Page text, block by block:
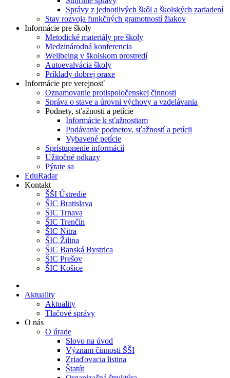
Správy z jednotlivých škôl a školských zariadení
Stav rozvoja funkčných gramotností žiakov
Informácie pre školy
Metodické materiály pre školy
Medzinárodná konferencia
Wellbeing v školskom prostredí
Autoevalvácia školy
Príklady dobrej praxe
Informácie pre verejnosť
Oznamovanie protispoločenskej činnosti
Správa o stave a úrovni výchovy a vzdelávania
Podnety, sťažnosti a petície
Informácie k sťažnostiam
Podávanie podnetov, sťažností a petícii
Vybavené petície
Sprístupnenie informácií
Užitočné odkazy
Pýtate sa
EduRadar
Kontakt
ŠŠI Ústredie
ŠIC Bratislava
ŠIC Trnava
ŠIC Trenčín
ŠIC Nitra
ŠIC Žilina
ŠIC Banská Bystrica
ŠIC Prešov
ŠIC Košice
Aktuality
Aktuality
Tlačové správy
O nás
O úrade
Slovo na úvod
Význam činnosti ŠŠI
Zriaďovacia listina
Štatút